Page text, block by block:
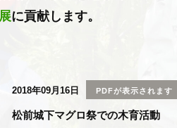
に貢献します。
2018年09月16日 PDFが表示されます
松前城下マグロ祭での木育活動